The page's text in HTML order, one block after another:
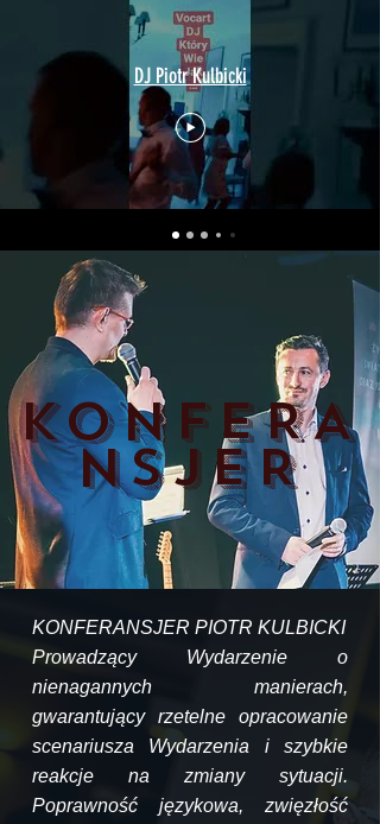
DJ Piotr Kulbicki
KONFERA
NSJER
KONFERANSJER PIOTR KULBICKI
Prowadzący Wydarzenie o
nienagannych manierach,
gwarantujący rzetelne opracowanie
scenariusza Wydarzenia i szybkie
reakcje na zmiany sytuacji.
Poprawność językowa, zwięzłość